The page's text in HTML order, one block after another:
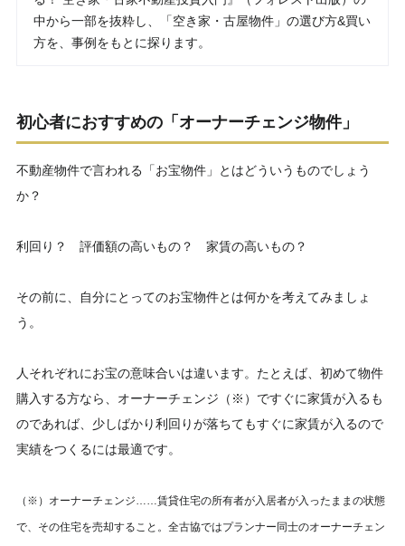
中から一部を抜粋し、「空き家・古屋物件」の選び方&買い
方を、事例をもとに探ります。
初心者におすすめの「オーナーチェンジ物件」
不動産物件で言われる「お宝物件」とはどういうものでしょう
か？
利回り？ 評価額の高いもの？ 家賃の高いもの？
その前に、自分にとってのお宝物件とは何かを考えてみましょ
う。
人それぞれにお宝の意味合いは違います。たとえば、初めて物件
購入する方なら、オーナーチェンジ（※）ですぐに家賃が入るも
のであれば、少しばかり利回りが落ちてもすぐに家賃が入るので
実績をつくるには最適です。
（※）オーナーチェンジ……賃貸住宅の所有者が入居者が入ったままの状態
で、その住宅を売却すること。全古協ではプランナー同士のオーナーチェン